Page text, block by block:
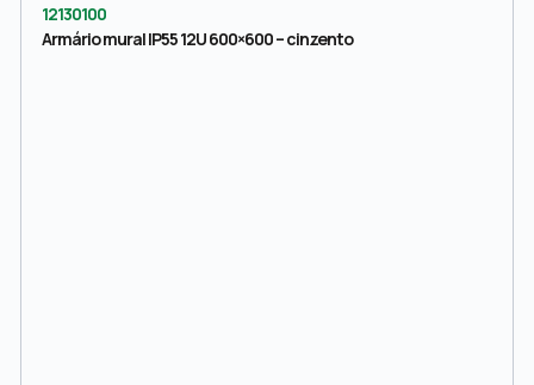
12130100
Armário mural IP55 12U 600×600 – cinzento